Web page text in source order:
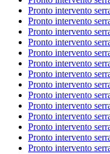
Pronto intervento
Pronto intervento
Pronto intervento
Pronto intervento
Pronto intervento
Pronto intervento
Pronto intervento
Pronto intervento
Pronto intervento
Pronto intervento
Pronto intervento
Pronto intervento
Pronto intervento
Pronto intervento